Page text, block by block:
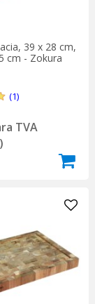
39 x 28 cm,
cm - Zokura
(1)
TVA